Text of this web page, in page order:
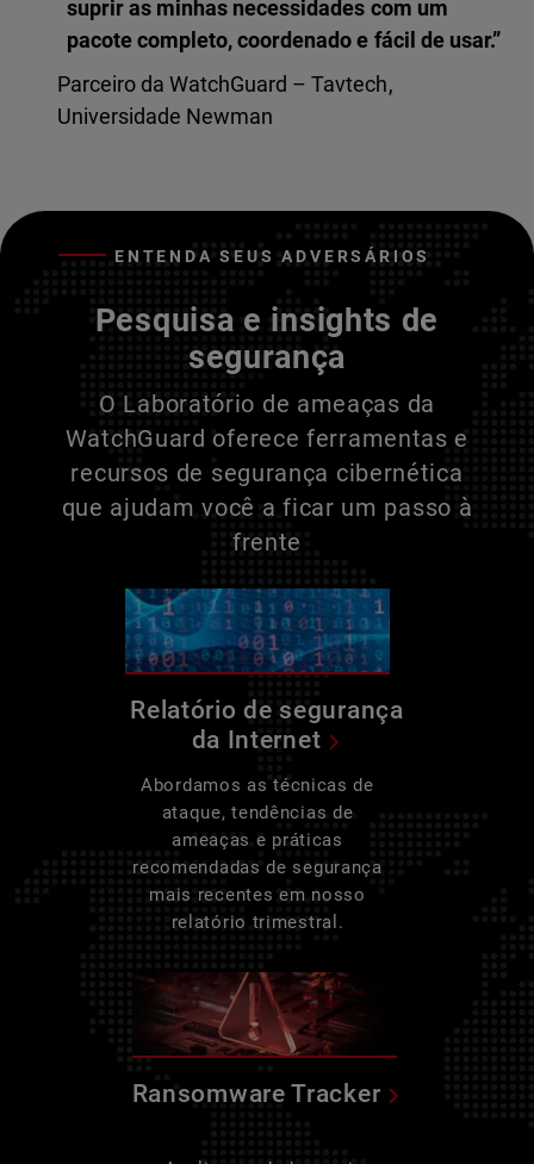
suprir as minhas necessidades com um
pacote completo, coordenado e fácil de usar.”
Parceiro da WatchGuard – Tavtech,
Universidade Newman
ENTENDA SEUS ADVERSÁRIOS
Pesquisa e insights de
segurança
O Laboratório de ameaças da
WatchGuard oferece ferramentas e
recursos de segurança cibernética
que ajudam você a ficar um passo à
frente
Relatório de segurança
da Internet
Abordamos as técnicas de
ataque, tendências de
ameaças e práticas
recomendadas de segurança
mais recentes em nosso
relatório trimestral.
Ransomware Tracker